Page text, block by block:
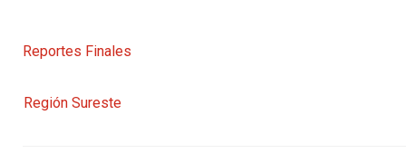
Reportes Finales
Región Sureste